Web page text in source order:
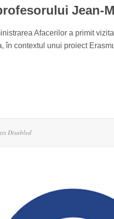
Jean-
Afacerilor a primit
în contextul unui proiect
Disabled